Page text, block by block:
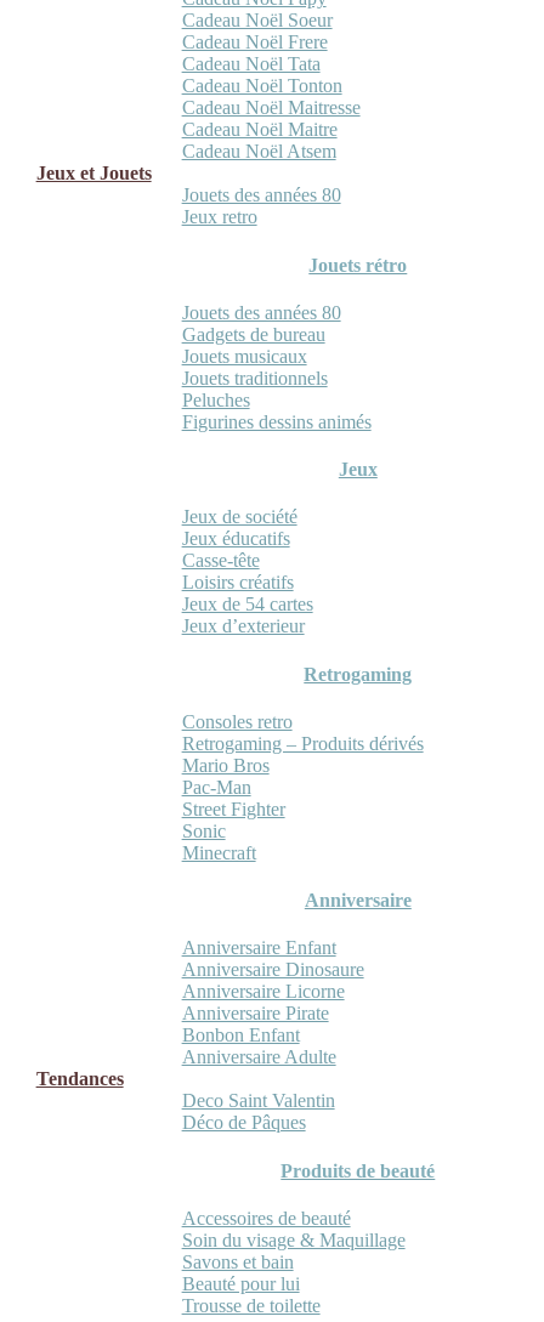
Cadeau Noël Soeur
Cadeau Noël Frere
Cadeau Noël Tata
Cadeau Noël Tonton
Cadeau Noël Maitresse
Cadeau Noël Maitre
Cadeau Noël Atsem
Jeux et Jouets
Jouets des années 80
Jeux retro
Jouets rétro
Jouets des années 80
Gadgets de bureau
Jouets musicaux
Jouets traditionnels
Peluches
Figurines dessins animés
Jeux
Jeux de société
Jeux éducatifs
Casse-tête
Loisirs créatifs
Jeux de 54 cartes
Jeux d’exterieur
Retrogaming
Consoles retro
Retrogaming – Produits dérivés
Mario Bros
Pac-Man
Street Fighter
Sonic
Minecraft
Anniversaire
Anniversaire Enfant
Anniversaire Dinosaure
Anniversaire Licorne
Anniversaire Pirate
Bonbon Enfant
Anniversaire Adulte
Tendances
Deco Saint Valentin
Déco de Pâques
Produits de beauté
Accessoires de beauté
Soin du visage & Maquillage
Savons et bain
Beauté pour lui
Trousse de toilette